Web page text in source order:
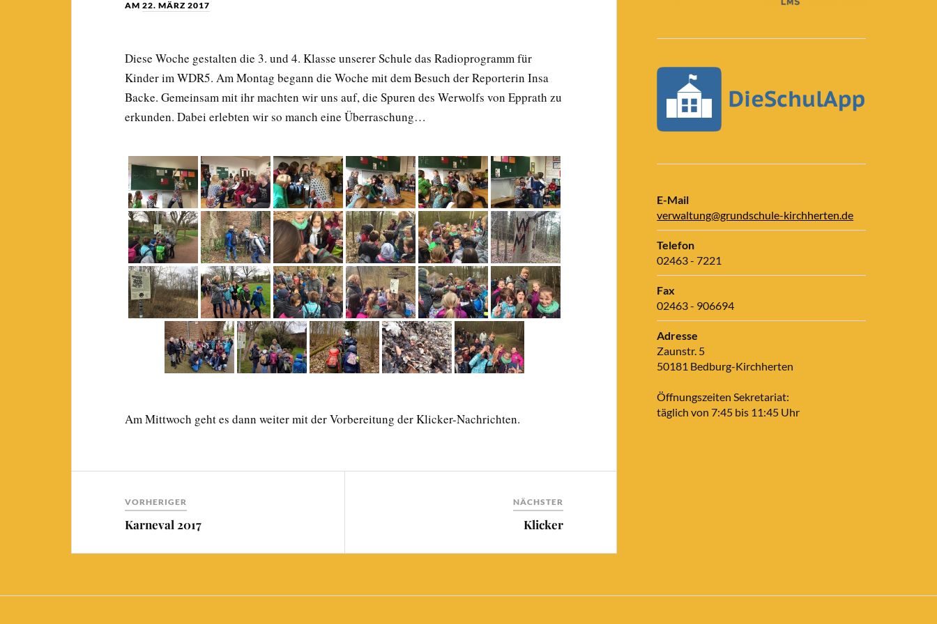
AM22. MÄRZ 2017
Diese Woche gestalten die 3. und 4. Klasse unserer Schule das Radioprogramm für
Kinder im WDR5. Am Montag begann die Woche mit dem Besuch der Reporterin Insa
Backe. Gemeinsam mit ihr machten wir uns auf, die Spuren des Werwolfs von Epprath zu
erkunden. Dabei erlebten wir so manch eine Überraschung…
Am Mittwoch geht es dann weiter mit der Vorbereitung der Klicker-Nachrichten.
VORHERIGER
Karneval 2017
NÄCHSTER
Klicker
E-Mail
verwaltung@grundschule-kirchherten.de
Telefon
02463 - 7221
Fax
02463 - 906694
Adresse
Zaunstr. 5
50181 Bedburg-Kirchherten
Öffnungszeiten Sekretariat:
täglich von 7:45 bis 11:45 Uhr